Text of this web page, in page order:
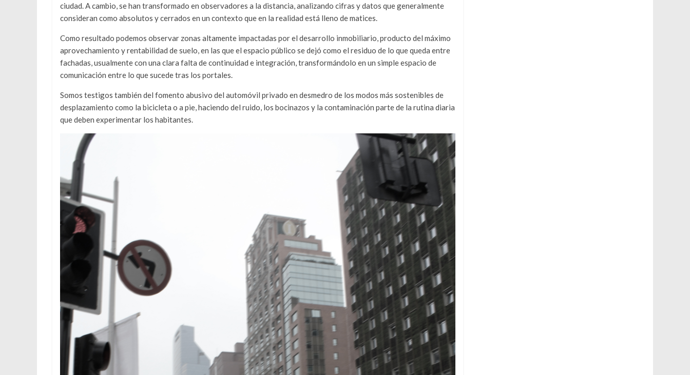
ciudad. A cambio, se han transformado en observadores a la distancia, analizando cifras y datos que generalmente
consideran como absolutos y cerrados en un contexto que en la realidad está lleno de matices.
Como resultado podemos observar zonas altamente impactadas por el desarrollo inmobiliario, producto del máximo
aprovechamiento y rentabilidad de suelo, en las que el espacio público se dejó como el residuo de lo que queda entre
fachadas, usualmente con una clara falta de continuidad e integración, transformándolo en un simple espacio de
comunicación entre lo que sucede tras los portales.
Somos testigos también del fomento abusivo del automóvil privado en desmedro de los modos más sostenibles de
desplazamiento como la bicicleta o a pie, haciendo del ruido, los bocinazos y la contaminación parte de la rutina diaria
que deben experimentar los habitantes.